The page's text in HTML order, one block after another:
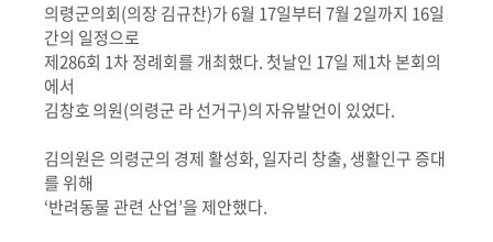
의령군의회(의장 김규찬)가6월 17일부터 7월 2일까지 16일
간의 일정으로
제286회 1차 정례회를 개최했다. 첫날인 17일 제1차 본회의
에서
김창호 의원(의령군 라 선거구)의 자유발언이 있었다.
김의원은 의령군의 경제 활성화, 일자리 창출, 생활인구 증대
를 위해
‘반려동물 관련 산업’을 제안했다.